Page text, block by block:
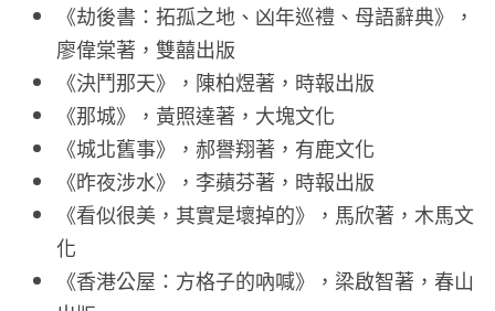
《劫後書：拓孤之地、凶年巡禮、母語辭典》，
廖偉棠著，雙囍出版
《決鬥那天》，陳柏煜著，時報出版
《那城》，黃照達著，大塊文化
《城北舊事》，郝譽翔著，有鹿文化
《昨夜涉水》，李蘋芬著，時報出版
《看似很美，其實是壞掉的》，馬欣著，木馬文
化
《香港公屋：方格子的吶喊》，梁啟智著，春山